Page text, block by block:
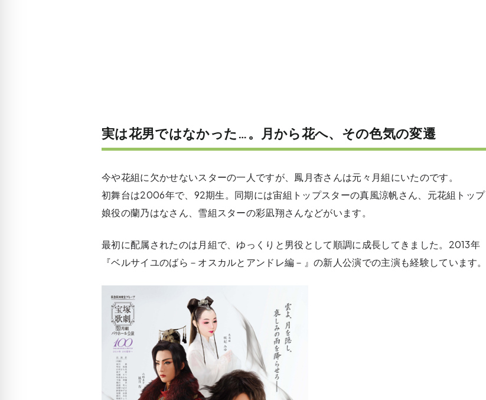
実は花男ではなかった…。月から花へ、その色気の変遷
今や花組に欠かせないスターの一人ですが、鳳月杏さんは元々月組にいたのです。
初舞台は2006年で、92期生。同期には宙組トップスターの真風涼帆さん、元花組トップ
娘役の蘭乃はなさん、雪組スターの彩凪翔さんなどがいます。
最初に配属されたのは月組で、ゆっくりと男役として順調に成長してきました。2013年
『ベルサイユのばら－オスカルとアンドレ編－』の新人公演での主演も経験しています。